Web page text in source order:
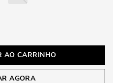
AO CARRINHO
AGORA